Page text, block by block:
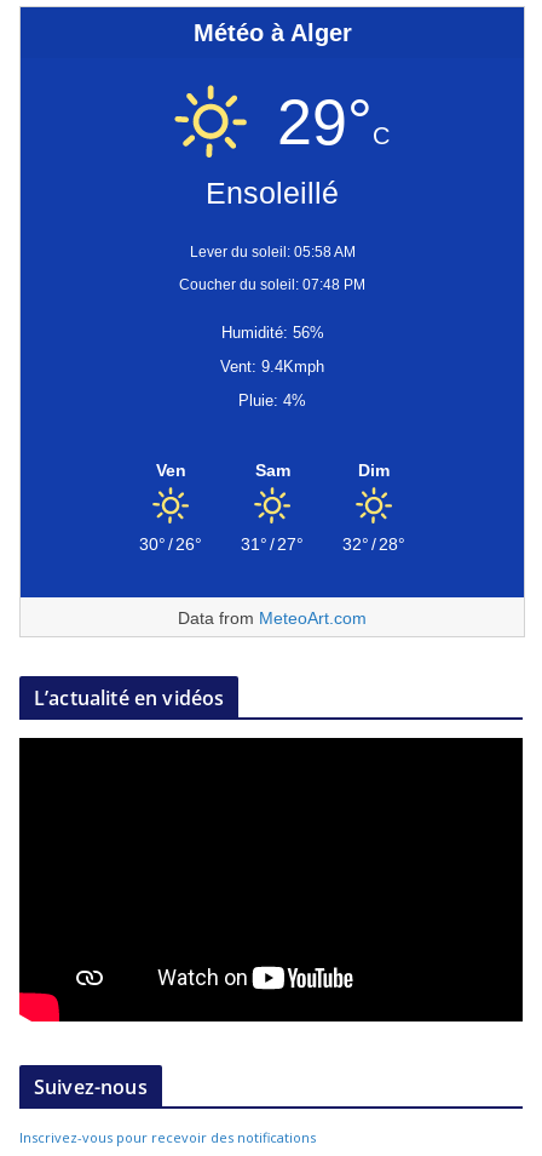
Météo à Alger
29°C
Ensoleillé
Lever du soleil: 05:58 AM
Coucher du soleil: 07:48 PM
Humidité: 56%
Vent: 9.4Kmph
Pluie: 4%
Ven
30°/26°
Sam
31°/27°
Dim
32°/28°
Data from MeteoArt.com
L’actualité en vidéos
Suivez-nous
Inscrivez-vous pour recevoir des notifications